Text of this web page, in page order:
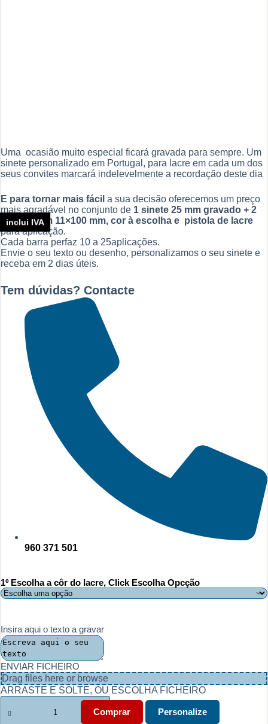
Uma ocasião muito especial ficará gravada para sempre. Um
sinete personalizado em Portugal, para lacre em cada um dos
seus convites marcará indelevelmente a recordação deste dia
E para tornar mais fácil a sua decisão oferecemos um preço
mais agradável no conjunto de 1 sinete 25 mm gravado + 2
lacres, com 11×100 mm, cor à escolha e pistola de lacre
para aplicação.
Cada barra perfaz 10 a 25aplicações.
Envie o seu texto ou desenho, personalizamos o seu sinete e
receba em 2 dias úteis.
Tem dúvidas? Contacte
960 371 501
1º Escolha a côr do lacre, Click Escolha Opcção
Insira aqui o texto a gravar
ENVIAR FICHEIRO
Drag files here or browse
ARRASTE E SOLTE, OU ESCOLHA FICHEIRO
Quantidade
de
Comprar Personalize
inclui IVA